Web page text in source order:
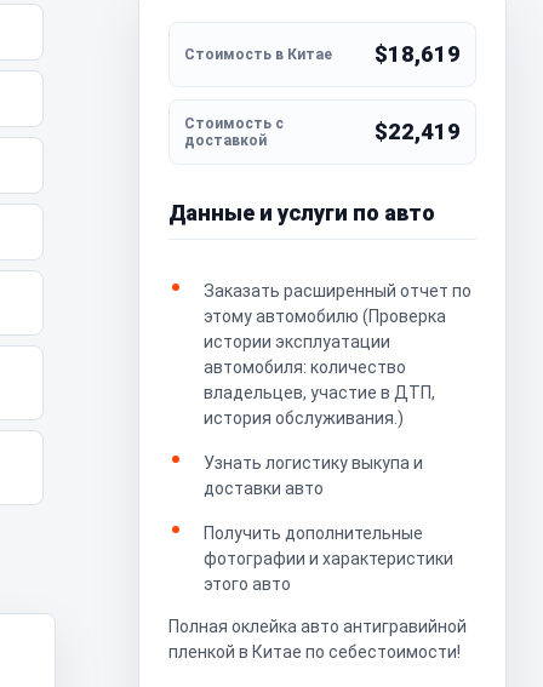
$18,619
$22,419
Данные и услуги по авто
Заказать расширенный отчет по
этому автомобилю (Проверка
истории эксплуатации
автомобиля: количество
владельцев, участие в ДТП,
история обслуживания.)
Узнать логистику выкупа и
доставки авто
Получить дополнительные
фотографии и характеристики
этого авто
Полная оклейка авто антигравийной
пленкой в Китае по себестоимости!